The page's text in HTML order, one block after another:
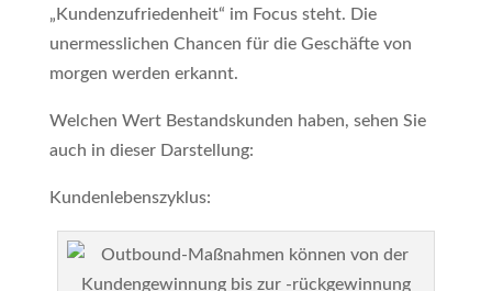
„Kundenzufriedenheit“ im Focus steht. Die
unermesslichen Chancen für die Geschäfte von
morgen werden erkannt.
Welchen Wert Bestandskunden haben, sehen Sie
auch in dieser Darstellung:
Kundenlebenszyklus: